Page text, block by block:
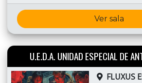
Ver sala
U.E.D.A. UNIDAD ESPECIAL DE
FLUXUS